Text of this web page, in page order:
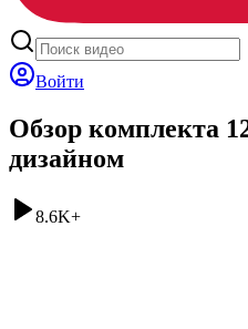
Войти
Обзор комплекта
дизайном
8.6K+